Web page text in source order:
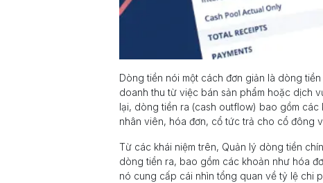
Dòng tiền nói một cách đơn giản là dòng
doanh thu từ việc bán sản phẩm hoặc dịch
lại, dòng tiền ra (cash outflow) bao gồm
nhân viên, hóa đơn, cổ tức trả cho cổ đông
Từ các khái niệm trên, Quản lý dòng tiền
dòng tiền ra, bao gồm các khoản như hóa
nó cung cấp cái nhìn tổng quan về tỷ lệ chi